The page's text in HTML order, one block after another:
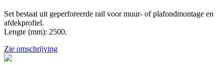
Set bestaat uit geperforeerde rail voor muur- of plafondmontage en
afdekprofiel.
Lengte (mm): 2500.
Zie omschrijving